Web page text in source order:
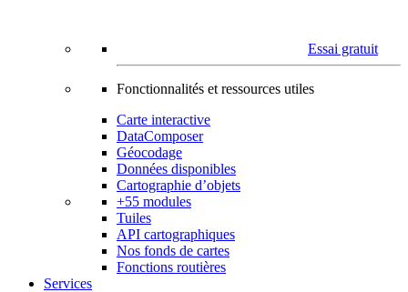
Essai gratuit
Fonctionnalités et ressources utiles
Carte interactive
DataComposer
Géocodage
Données disponibles
Cartographie d’objets
+55 modules
Tuiles
API cartographiques
Nos fonds de cartes
Fonctions routières
Services